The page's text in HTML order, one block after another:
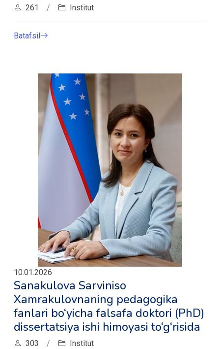
261 / Institut
Batafsil
10.01.2026
Sanakulova Sarviniso
Xamrakulovnaning pedagogika
fanlari bo‘yicha falsafa doktori (PhD)
dissertatsiya ishi himoyasi to‘g‘risida
303 / Institut